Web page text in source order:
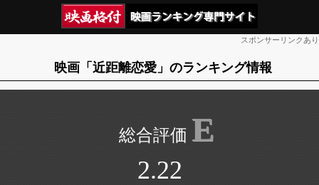
スポンサーリンクあり
映画「近距離恋愛」のランキング情報
E
2.22